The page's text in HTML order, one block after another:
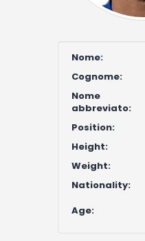
Nome:
Cognome:
Nome
abbreviato:
Position:
Height:
Weight:
Nationality:
Age: